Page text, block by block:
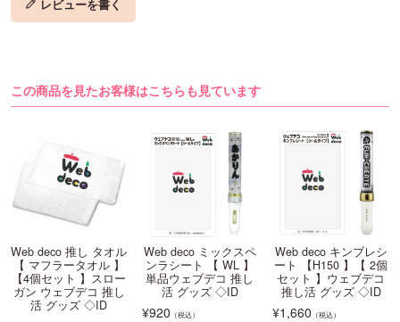
レビューを書く
この商品を見たお客様はこちらも見ています
Web deco 推し タオル
【 マフラータオル 】
【4個セット 】スロー
ガン ウェブデコ 推し
活 グッズ ◇ID
Web deco ミックスペ
ンラシート 【 WL 】
単品ウェブデコ 推し
活 グッズ ◇ID
¥920 （税込）
Web deco キンブレシ
ート 【H150 】【 2個
セット 】ウェブデコ
推し活 グッズ ◇ID
¥1,660 （税込）